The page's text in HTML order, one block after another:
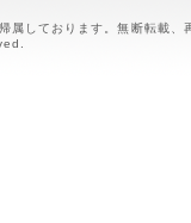
しております。無断転載、